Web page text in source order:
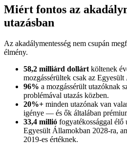
Miért fontos az
utazásban
Az akadálymentesség nem csupán
élmény.
58,2 milliárd dollárt költenek
mozgássérültek csak az
96% a mozgássérült utazóknak
problémával utazás közben.
20%+ minden utazónak van
igénye — és ők általában
33,4 millió fogyatékossággal élő
Egyesült Államokban 2028-ra,
2019-es értéknek.